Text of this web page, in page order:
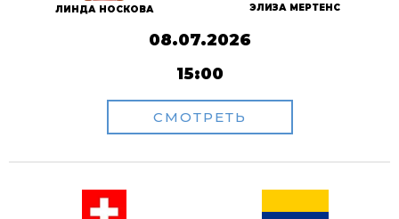
ЛИНДА НОСКОВА ЭЛИЗА МЕРТЕНС
08.07.2026
15:00
СМОТРЕТЬ